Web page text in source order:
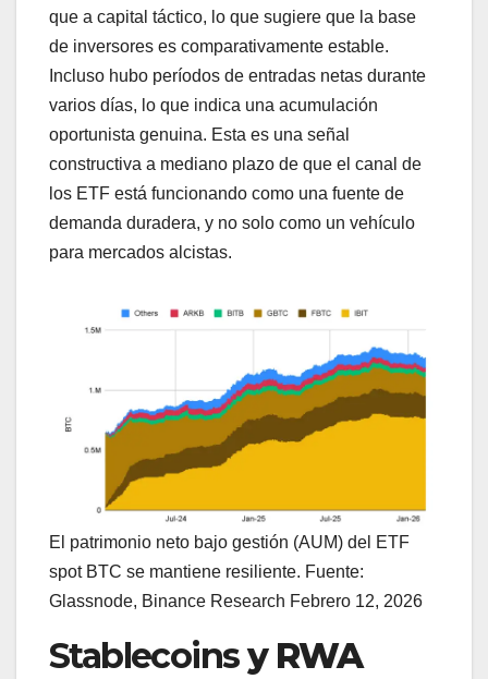
que a capital táctico, lo que sugiere que la base
de inversores es comparativamente estable.
Incluso hubo períodos de entradas netas durante
varios días, lo que indica una acumulación
oportunista genuina. Esta es una señal
constructiva a mediano plazo de que el canal de
los ETF está funcionando como una fuente de
demanda duradera, y no solo como un vehículo
para mercados alcistas.
El patrimonio neto bajo gestión (AUM) del ETF
spot BTC se mantiene resiliente. Fuente:
Glassnode, Binance Research Febrero 12, 2026
Stablecoinsy RWA